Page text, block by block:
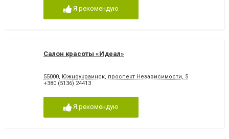
Я рекомендую
Салон красоты «Идеал»
55000, Южноукраинск, проспект Независимости, 5
+380 (5136) 24413
Я рекомендую